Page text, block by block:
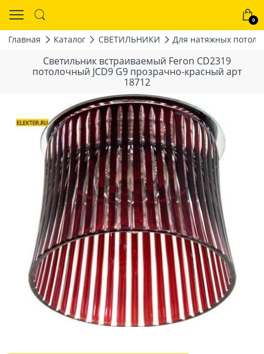
0
Главная Каталог СВЕТИЛЬНИКИ Для натяжных
Светильник встраиваемый Feron CD2319
потолочный JCD9 G9 прозрачно-красный арт
18712